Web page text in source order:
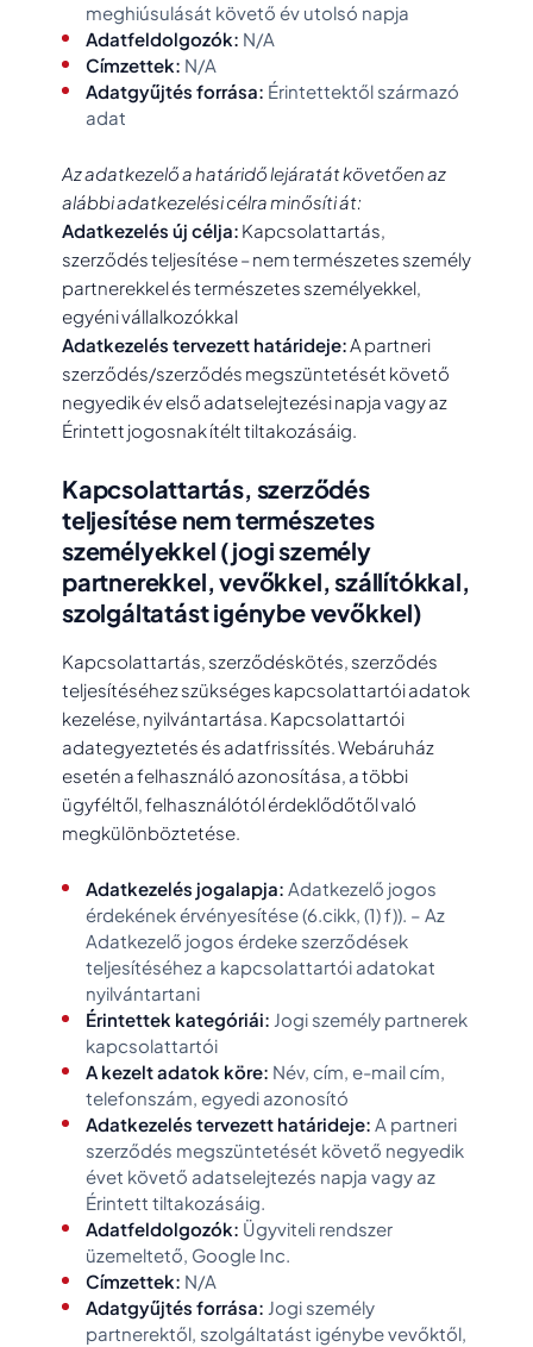
meghiúsulását követő év utolsó napja
Adatfeldolgozók: N/A
Címzettek: N/A
Adatgyűjtés forrása: Érintettektől származó
adat
Az adatkezelő a határidő lejáratát követően az
alábbi adatkezelési célra minősíti át:
Adatkezelés új célja: Kapcsolattartás,
szerződés teljesítése – nem természetes személy
partnerekkel és természetes személyekkel,
egyéni vállalkozókkal
Adatkezelés tervezett határideje:A partneri
szerződés/szerződés megszüntetését követő
negyedik év első adatselejtezési napja vagy az
Érintett jogosnak ítélt tiltakozásáig.
Kapcsolattartás, szerződés
teljesítése nem természetes
személyekkel (jogi személy
partnerekkel, vevőkkel, szállítókkal,
szolgáltatást igénybe vevőkkel)
Kapcsolattartás, szerződéskötés, szerződés
teljesítéséhez szükséges kapcsolattartói adatok
kezelése, nyilvántartása. Kapcsolattartói
adategyeztetés és adatfrissítés. Webáruház
esetén a felhasználó azonosítása, a többi
ügyféltől, felhasználótól érdeklődőtől való
megkülönböztetése.
Adatkezelés jogalapja: Adatkezelő jogos
érdekének érvényesítése (6.cikk, (1) f)). – Az
Adatkezelő jogos érdeke szerződések
teljesítéséhez a kapcsolattartói adatokat
nyilvántartani
Érintettek kategóriái: Jogi személy partnerek
kapcsolattartói
A kezelt adatok köre: Név, cím, e-mail cím,
telefonszám, egyedi azonosító
Adatkezelés tervezett határideje: A partneri
szerződés megszüntetését követő negyedik
évet követő adatselejtezés napja vagy az
Érintett tiltakozásáig.
Adatfeldolgozók: Ügyviteli rendszer
üzemeltető, Google Inc.
Címzettek: N/A
Adatgyűjtés forrása: Jogi személy
partnerektől, szolgáltatást igénybe vevőktől,